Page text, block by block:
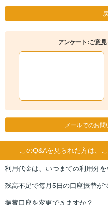
アンケート:ご意
メールでのお問
このQ&Aを見られた方は、
利用代金は、いつまでの利用分
残高不足で毎月5日の口座振替が
振替口座を変更できますか？